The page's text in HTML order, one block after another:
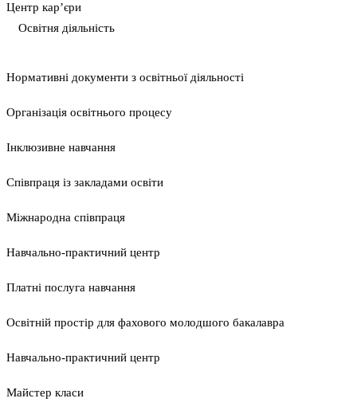
Центр кар’єри
Освітня діяльність
Нормативні документи з освітньої діяльності
Організація освітнього процесу
Інклюзивне навчання
Співпраця із закладами освіти
Міжнародна співпраця
Навчально-практичний центр
Платні послуга навчання
Освітній простір для фахового молодшого бакалавра
Навчально-практичний центр
Майстер класи